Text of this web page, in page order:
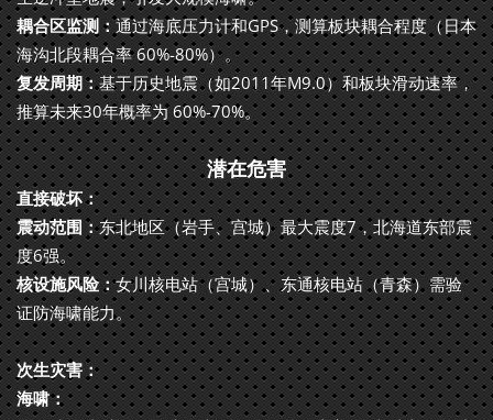
耦合区监测：通过海底压力计和GPS，测算板块耦合程度（日本
海沟北段耦合率 60%-80%）。
复发周期：基于历史地震（如2011年M9.0）和板块滑动速率，
推算未来30年概率为 60%-70%。
潜在危害
直接破坏：
震动范围：东北地区（岩手、宫城）最大震度7，北海道东部震
度6强。
核设施风险：女川核电站（宫城）、东通核电站（青森）需验
证防海啸能力。
次生灾害：
海啸：